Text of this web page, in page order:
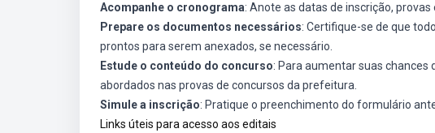
Acompanhe o cronograma: Anote as datas de inscrição, provas
Prepare os documentos necessários: Certifique-se de que
prontos para serem anexados, se necessário.
Estude o conteúdo do concurso: Para aumentar suas chances
abordados nas provas de concursos da prefeitura.
Simule a inscrição: Pratique o preenchimento do formulário
Links úteis para acesso aos editais